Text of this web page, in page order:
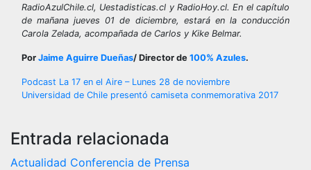
RadioAzulChile.cl, Uestadisticas.cl y RadioHoy.cl. En el capítulo
de mañana jueves 01 de diciembre, estará en la conducción
Carola Zelada, acompañada de Carlos y Kike Belmar.
Por Jaime Aguirre Dueñas/ Director de 100% Azules.
Navegación
entradas
Podcast La 17 en el Aire – Lunes 28 de noviembre
Universidad de Chile presentó camiseta conmemorativa 2017
Entrada relacionada
Actualidad Conferencia de Prensa